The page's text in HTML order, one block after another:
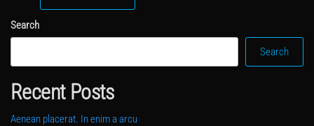
Search
Search
Recent Posts
Aenean placerat. In enim a arcu